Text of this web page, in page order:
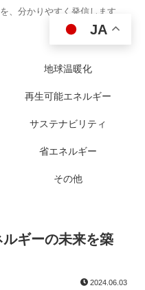
、分かりやすく発信します
地球温暖化
再生可能エネルギー
サステナビリティ
省エネルギー
その他
ギーの未来を築
2024.06.03
JA